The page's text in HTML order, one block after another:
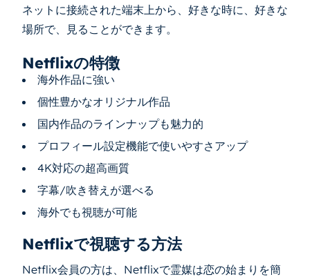
ネットに接続された端末上から、好きな時に、好きな
場所で、見ることができます。
Netflixの特徴
海外作品に強い
個性豊かなオリジナル作品
国内作品のラインナップも魅力的
プロフィール設定機能で使いやすさアップ
4K対応の超高画質
字幕/吹き替えが選べる
海外でも視聴が可能
Netflixで視聴する方法
Netflix会員の方は、Netflixで霊媒は恋の始まりを簡